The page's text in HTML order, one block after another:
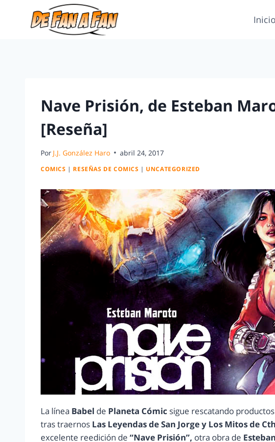
Inicio
Nave Prisión, de Esteban
[Reseña]
Por J.J. González Haro abril 24, 2017
COMICS | RESEÑAS DE COMICS | UNCATEGORIZED
La línea Babel de Planeta Cómic sigue rescatando
tras traernos Las Leyendas de San Jorge y Los Mitos de
excelente reedición de “Nave Prisión”, otra obra de